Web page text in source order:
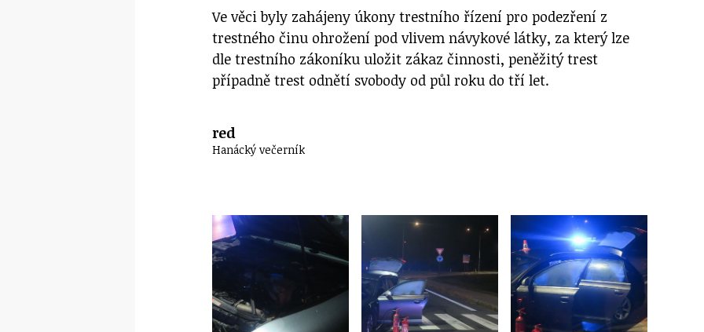
Ve věci byly zahájeny úkony trestního řízení pro podezření z
trestného činu ohrožení pod vlivem návykové látky, za který lze
dle trestního zákoníku uložit zákaz činnosti, peněžitý trest
případně trest odnětí svobody od půl roku do tří let.
red
Hanácký večerník